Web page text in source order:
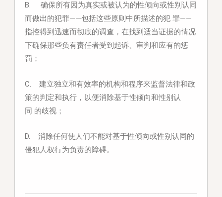
B. 确保所有因为真实或被认为的性倾向或性别认同
而做出的犯罪——包括这些原则中所描述的犯 罪——
指控得到迅速而彻底的调查，在找到适当证据的情况
下确保那些负有责任者受到起诉、审判和应有的惩
罚；
C. 建立独立和有效率的机构和程序来监督法律和政
策的判定和执行，以便消除基于性倾向和性别认
同 的歧视；
D. 消除任何使人们不能对基于性倾向或性别认同的
侵犯人权行为负责的障碍。